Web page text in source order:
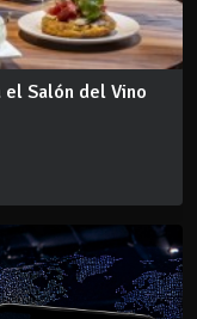
el Salón del Vino